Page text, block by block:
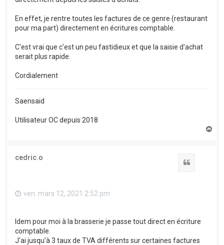
En effet, je rentre toutes les factures de ce genre (restaurant
pour ma part) directement en écritures comptable.
C'est vrai que c'est un peu fastidieux et que la saisie d'achat
serait plus rapide.
Cordialement
Saensaid
Utilisateur OC depuis 2018
cedric.o
ven. mars 12, 2021 2:52 pm
Idem pour moi à la brasserie je passe tout direct en écriture
comptable.
J'ai jusqu’à 3 taux de TVA différents sur certaines factures